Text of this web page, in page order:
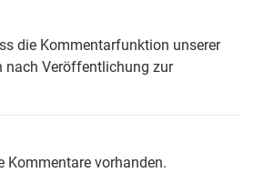
die Kommentarfunktion unserer
nach Veröffentlichung zur
Kommentare vorhanden.